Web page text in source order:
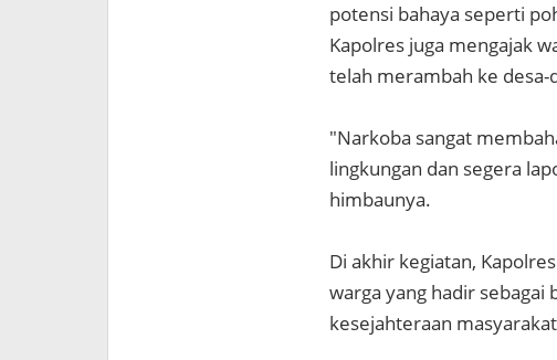
potensi bahaya seperti
Kapolres juga mengajak
telah merambah ke desa-
"Narkoba sangat
lingkungan dan segera
himbaunya.
Di akhir kegiatan,
warga yang hadir
kesejahteraan